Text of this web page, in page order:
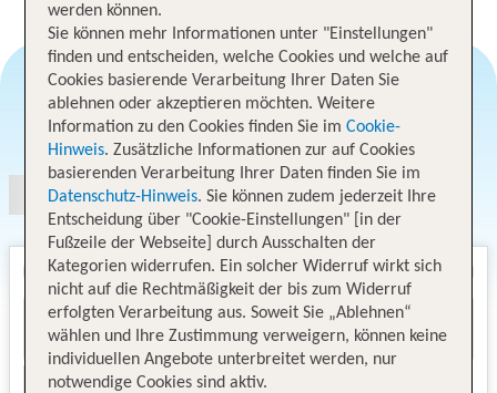
Angebotsauswahl
werden können.
Sie können mehr Informationen unter "Einstellungen"
finden und entscheiden, welche Cookies und welche auf
Cookies basierende Verarbeitung Ihrer Daten Sie
ablehnen oder akzeptieren möchten. Weitere
Information zu den Cookies finden Sie im Cookie-
Hinweis. Zusätzliche Informationen zur auf Cookies
basierenden Verarbeitung Ihrer Daten finden Sie im
Datenschutz-Hinweis. Sie können zudem jederzeit Ihre
Entscheidung über "Cookie-Einstellungen" [in der
Fußzeile der Webseite] durch Ausschalten der
Kategorien widerrufen. Ein solcher Widerruf wirkt sich
nicht auf die Rechtmäßigkeit der bis zum Widerruf
erfolgten Verarbeitung aus. Soweit Sie „Ablehnen“
wählen und Ihre Zustimmung verweigern, können keine
individuellen Angebote unterbreitet werden, nur
notwendige Cookies sind aktiv.